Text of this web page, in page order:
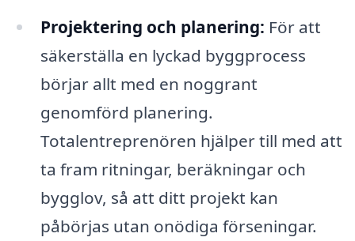
Projektering och planering: För att
säkerställa en lyckad byggprocess
börjar allt med en noggrant
genomförd planering.
Totalentreprenören hjälper till med att
ta fram ritningar, beräkningar och
bygglov, så att ditt projekt kan
påbörjas utan onödiga förseningar.